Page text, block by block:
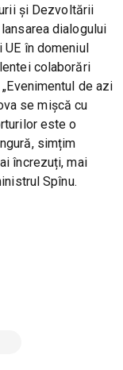
și Dezvoltării
dialogului
în domeniul
colaborări
de azi
se mișcă cu
este o
simțim
încrezuți, mai
Spînu.